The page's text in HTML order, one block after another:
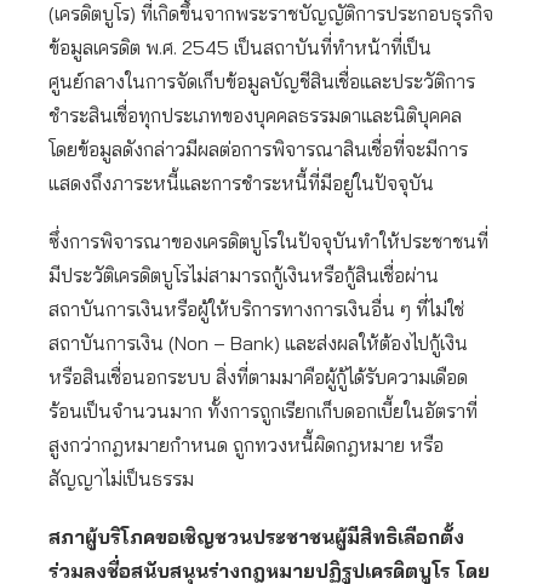
(เครดิตบูโร) ที่เกิดขึ้นจากพระราชบัญญัติการประกอบธุรกิจ
ข้อมูลเครดิต พ.ศ. 2545 เป็นสถาบันที่ทำหน้าที่เป็น
ศูนย์กลางในการจัดเก็บข้อมูลบัญชีสินเชื่อและประวัติการ
ชำระสินเชื่อทุกประเภทของบุคคลธรรมดาและนิติบุคคล
โดยข้อมูลดังกล่าวมีผลต่อการพิจารณาสินเชื่อที่จะมีการ
แสดงถึงภาระหนี้และการชำระหนี้ที่มีอยู่ในปัจจุบัน
ซึ่งการพิจารณาของเครดิตบูโรในปัจจุบันทำให้ประชาชนที่
มีประวัติเครดิตบูโรไม่สามารถกู้เงินหรือกู้สินเชื่อผ่าน
สถาบันการเงินหรือผู้ให้บริการทางการเงินอื่น ๆ ที่ไม่ใช่
สถาบันการเงิน (Non – Bank) และส่งผลให้ต้องไปกู้เงิน
หรือสินเชื่อนอกระบบ สิ่งที่ตามมาคือผู้กู้ได้รับความเดือด
ร้อนเป็นจำนวนมาก ทั้งการถูกเรียกเก็บดอกเบี้ยในอัตราที่
สูงกว่ากฎหมายกำหนด ถูกทวงหนี้ผิดกฎหมาย หรือ
สัญญาไม่เป็นธรรม
สภาผู้บริโภคขอเชิญชวนประชาชนผู้มีสิทธิเลือกตั้ง
ร่วมลงชื่อสนับสนุนร่างกฎหมายปฏิรูปเครดิตบูโร โดย